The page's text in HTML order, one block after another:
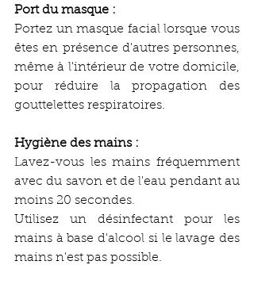
Port du masque :
Portez un masque facial lorsque vous
êtes en présence d'autres personnes,
même à l'intérieur de votre domicile,
pour réduire la propagation des
gouttelettes respiratoires.
Hygiène des mains :
Lavez-vous les mains fréquemment
avec du savon et de l'eau pendant au
moins 20 secondes.
Utilisez un désinfectant pour les
mains à base d'alcool si le lavage des
mains n'est pas possible.